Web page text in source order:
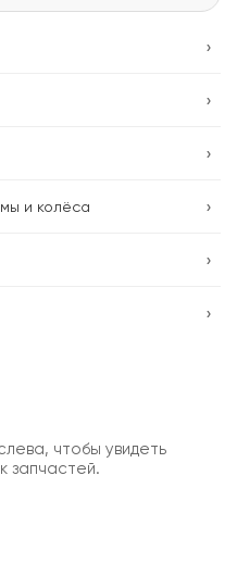
›
›
›
и колёса ›
›
›
чтобы увидеть
запчастей.